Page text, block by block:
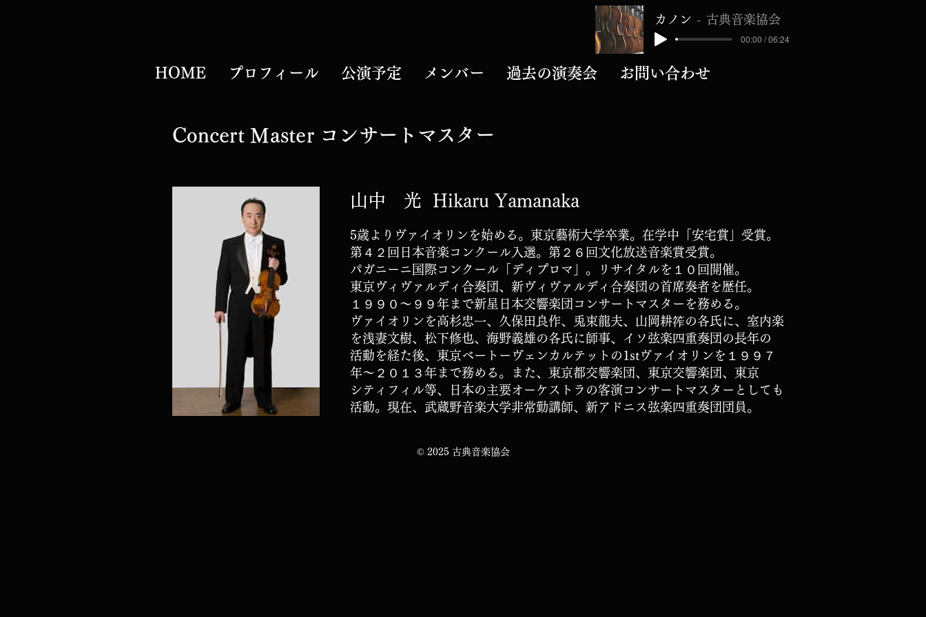
カノン 古典音楽協会
00:00 / 06:24
HOME プロフィール 公演予定 メンバー 過去の演奏会 お問い合わせ
​Concert Master コンサートマスター
山中 光 Hikaru Yamanaka
5歳よりヴァイオリンを始める。東京藝術大学卒業。 在学中「安宅賞」 受賞。
第４２回日本音楽コンクール入選。 第２６回文化放送音楽賞受賞。
パガニーニ国際コンクール 「ディプロマ」。リサイタルを１０回開催。
東京ヴィヴァルディ合奏団、新ヴィヴァルディ合奏団の首席奏者を歴任。
１９９０～９９年まで新星日本交響楽団コンサートマスターを務める。
ヴァイオリンを高杉忠一、久保田良作、兎束龍夫、山岡耕筰の各氏に、 室内楽
を浅妻文樹、松下修也、海野義雄の各氏に師事、
イソ弦楽四重奏団の長年の
活動を経た後、 東京ベートーヴェンカルテットの1stヴァイオリンを １９９７
年～２０１３年まで務める。また、東京都交響楽団、 東京交響楽団、 東京
シティフィル等、日本の主要オーケストラの客演コンサートマスター としても
活動。 現在、武蔵野音楽大学非常勤講師、新アドニス弦楽四重奏団団員。
© 2025 古典音楽協会